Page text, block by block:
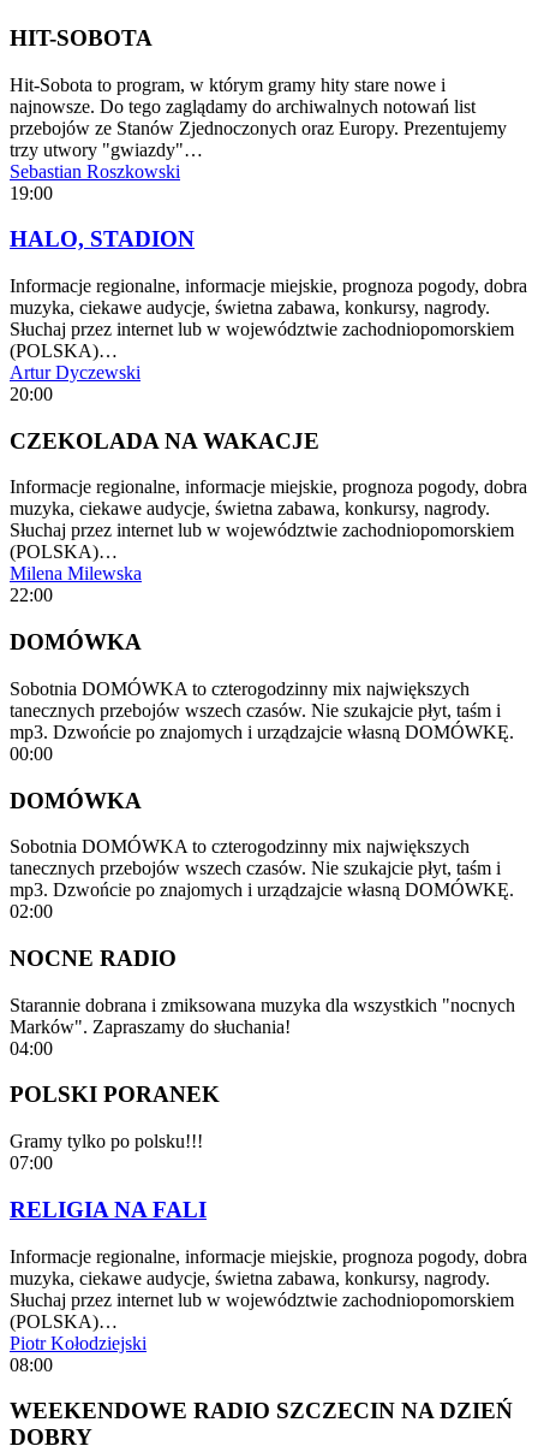
HIT-SOBOTA
Hit-Sobota to program, w którym gramy hity stare nowe i
najnowsze. Do tego zaglądamy do archiwalnych notowań list
przebojów ze Stanów Zjednoczonych oraz Europy. Prezentujemy
trzy utwory "gwiazdy"…
Sebastian Roszkowski
19:00
HALO, STADION
Informacje regionalne, informacje miejskie, prognoza pogody, dobra
muzyka, ciekawe audycje, świetna zabawa, konkursy, nagrody.
Słuchaj przez internet lub w województwie zachodniopomorskiem
(POLSKA)…
Artur Dyczewski
20:00
CZEKOLADA NA WAKACJE
Informacje regionalne, informacje miejskie, prognoza pogody, dobra
muzyka, ciekawe audycje, świetna zabawa, konkursy, nagrody.
Słuchaj przez internet lub w województwie zachodniopomorskiem
(POLSKA)…
Milena Milewska
22:00
DOMÓWKA
Sobotnia DOMÓWKA to czterogodzinny mix największych
tanecznych przebojów wszech czasów. Nie szukajcie płyt, taśm i
mp3. Dzwońcie po znajomych i urządzajcie własną DOMÓWKĘ.
00:00
DOMÓWKA
Sobotnia DOMÓWKA to czterogodzinny mix największych
tanecznych przebojów wszech czasów. Nie szukajcie płyt, taśm i
mp3. Dzwońcie po znajomych i urządzajcie własną DOMÓWKĘ.
02:00
NOCNE RADIO
Starannie dobrana i zmiksowana muzyka dla wszystkich "nocnych
Marków". Zapraszamy do słuchania!
04:00
POLSKI PORANEK
Gramy tylko po polsku!!!
07:00
RELIGIA NA FALI
Informacje regionalne, informacje miejskie, prognoza pogody, dobra
muzyka, ciekawe audycje, świetna zabawa, konkursy, nagrody.
Słuchaj przez internet lub w województwie zachodniopomorskiem
(POLSKA)…
Piotr Kołodziejski
08:00
WEEKENDOWE RADIO SZCZECIN NA DZIEŃ
DOBRY